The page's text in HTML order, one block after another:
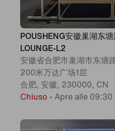
POUSHENG安徽巢湖东
LOUNGE-L2
安徽省合肥市巢湖市东塘
200米万达广场1层
合肥, 安徽, 230000, CN
Chiuso • Apre alle 09:30